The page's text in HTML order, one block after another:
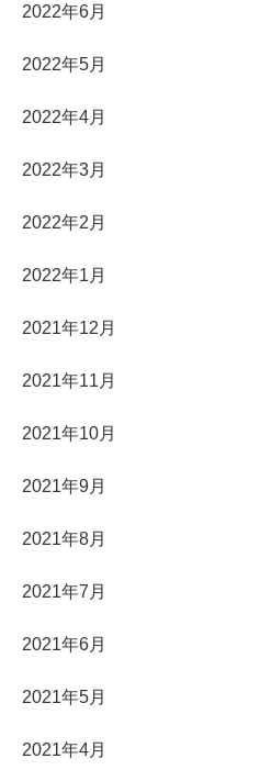
2022年6月
2022年5月
2022年4月
2022年3月
2022年2月
2022年1月
2021年12月
2021年11月
2021年10月
2021年9月
2021年8月
2021年7月
2021年6月
2021年5月
2021年4月